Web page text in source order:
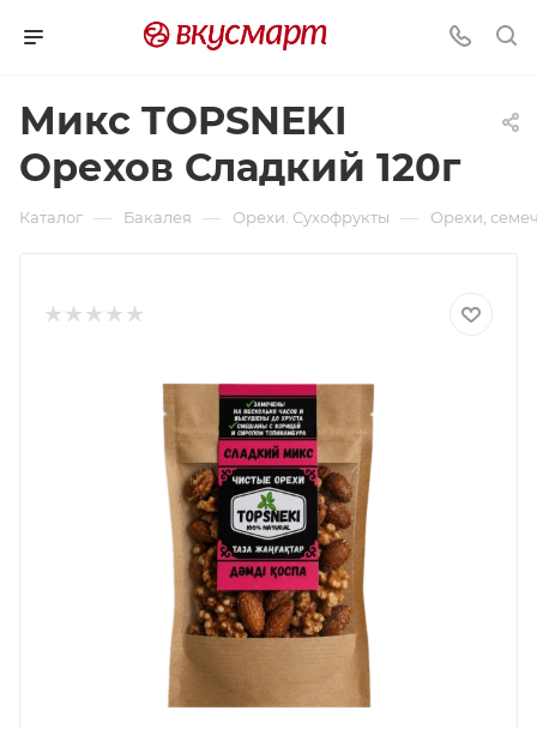
Микс TOPSNEKI
Орехов Сладкий 120г
Каталог — Бакалея — Орехи. Сухофрукты — Орехи,